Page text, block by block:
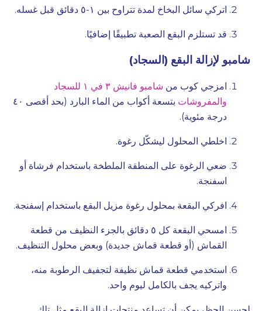
اتركي سائل البخاخ لمدة تتراوح بين ١-٥ دقائق قبل غسله.
قد تستلزم البقع الصعبة تطبيقًا إضافيًا.
شامبو لإزالة البقع (السجاد)
امزجي كوب من
شامبو فانيش ٣ في ١ للسجاد
والمفروشات
بتسعة أكواب من الماء البارد (بحد أقصى ٤٠
درجة مئوية).
اخلطي المحلول ليشكّل رغوة.
ضعي الرغوة على المنطقة الملطخة باستخدام فرشاة أو
اسفنجة.
افركي البقعة بمحلول رغوة مزيل البقع باستخدام إسفنجة.
امسحي البقعة كل ٥ دقائق بالجزء النظيف من قطعة
القماش (أو قطعة قماش جديدة) وبعض محلول التنظيف.
استخدمي قطعة قماش نظيفة لتجفيف الرطوبة منه،
واتركيه يجف بالكامل ليوم واحد.